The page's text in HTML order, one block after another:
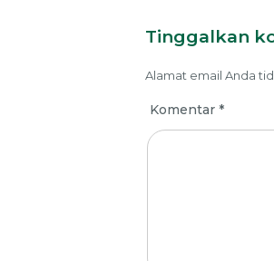
Tinggalkan
Alamat email Anda
Komentar *